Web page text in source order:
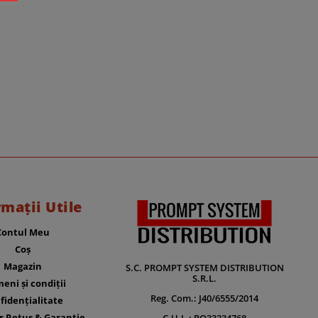
Utile
Meu
Coș
Magazin
și condiții
S.C. PROMPT SYSTEM DISTRIBUTION
S.R.L.
Reg. Com.: J40/6555/2014